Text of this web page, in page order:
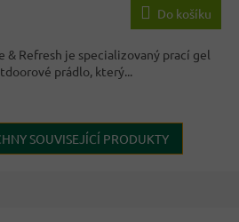
Do košíku
Refresh je specializovaný prací gel
prádlo, který...
SOUVISEJÍCÍ PRODUKTY